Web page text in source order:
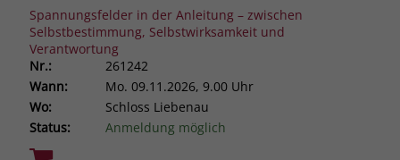
Spannungsfelder in der Anleitung – zwischen
Selbstbestimmung, Selbstwirksamkeit und
Verantwortung
Nr.:
261242
Wann:
Mo. 09.11.2026, 9.00 Uhr
Wo:
Schloss Liebenau
Status:
Anmeldung möglich